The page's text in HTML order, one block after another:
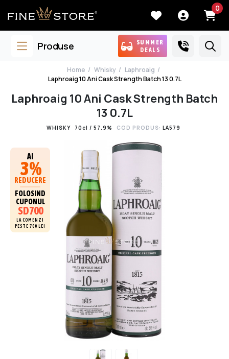
0
Produse
SUMMER
DEALS
Home Whisky
Laphroaig
Laphroaig 10 Ani Cask Strength Batch 13 0.7L
Laphroaig 10 Ani Cask Strength Batch
13 0.7L
WHISKY 70cl / 57.9% COD PRODUS: LA579
AI
3%
REDUCERE
FOLOSIND
CUPONUL
SD700
LA COMENZI
PESTE 700 LEI